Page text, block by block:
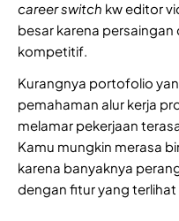
career switch kw editor
besar karena
kompetitif.
Kurangnya portofolio
pemahaman alur kerja
melamar pekerjaan
Kamu mungkin merasa
karena banyaknya
dengan fitur yang